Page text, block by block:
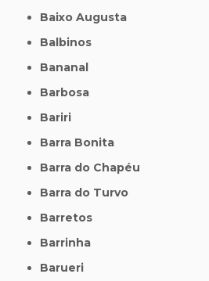
Baixo Augusta
Balbinos
Bananal
Barbosa
Bariri
Barra Bonita
Barra do Chapéu
Barra do Turvo
Barretos
Barrinha
Barueri